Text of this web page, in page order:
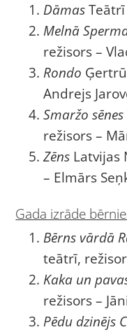
Dāmas
Melnā
režisors –
Rondo
Andrejs
Smaržo sēnes
režisors –
Zēns Latvijas
– Elmārs
Gada izrāde
Bērns vārdā
teātrī,
Kaka un
režisors –
Pēdu dzinējs